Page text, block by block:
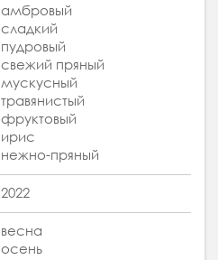
амбровый
сладкий
пудровый
свежий пряный
мускусный
травянистый
фруктовый
ирис
нежно-пряный
2022
весна
осень